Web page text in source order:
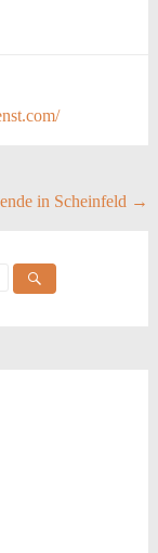
in Scheinfeld →